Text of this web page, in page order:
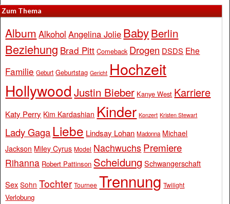
Zum Thema
Album Alkohol Angelina Jolie BabyBerlin
Beziehung Brad Pitt Comeback Drogen DSDS Ehe
Familie Geburt Geburtstag Gericht Hochzeit
Hollywood Justin Bieber Kanye West Karriere
Katy Perry Kim Kardashian Kinder Konzert Kristen Stewart
Lady Gaga Liebe Lindsay Lohan Madonna Michael
Jackson Miley Cyrus Model Nachwuchs Premiere
Rihanna Robert Pattinson Scheidung Schwangerschaft
Sex Sohn Tochter Tournee Trennung Twilight
Verlobung